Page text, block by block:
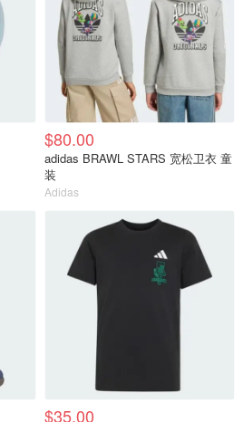
$80.00
adidas BRAWL STARS 宽松卫衣 童
装
Adidas
$35.00